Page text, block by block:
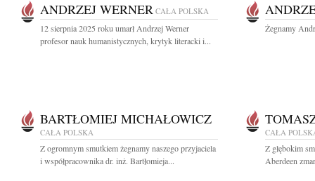
ANDRZEJ WERNER CAŁA POLSKA
12 sierpnia 2025 roku umarł Andrzej Werner
profesor nauk humanistycznych, krytyk literacki i...
Żegnamy
BARTŁOMIEJ MICHAŁOWICZ
CAŁA POLSKA
Z ogromnym smutkiem żegnamy naszego przyjaciela
i współpracownika dr. inż. Bartłomieja...
CAŁA
Z głębokim
Aberdeen